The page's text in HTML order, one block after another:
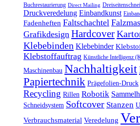
Buchrestaurierung Direct Mailing
Druckveredelung Einbandkunst
Fadenheften Faltschachtel
Grafikdesign Hardcover
Klebebinden Klebebinder
Klebstoffauftrag Künstliche Intelligenz
Maschinenbau Nachhaltigkeit
Papiertechnik Prägefolien-Druck
Recycling Rillen Robotik
Schneidsystem Softcover Stanzen
Verbrauchsmaterial Veredelung